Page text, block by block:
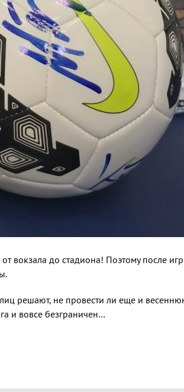
вокзала до стадиона! Поэтому после
решают, не провести ли еще и
и вовсе безграничен…